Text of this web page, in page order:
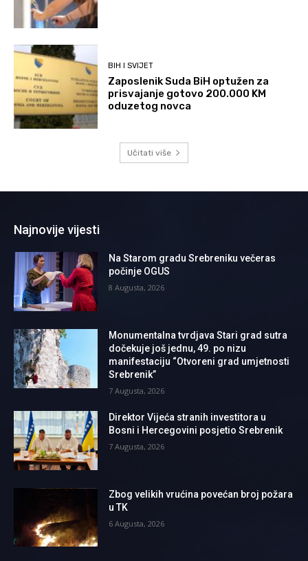
BIH I SVIJET
Zaposlenik Suda BiH optužen za
prisvajanje gotovo 200.000 KM
oduzetog novca
Učitati više
Najnovije vijesti
Na Starom gradu Srebreniku večeras
počinje OGUS
8 Augusta, 2026
Monumentalna tvrdjava Stari grad sutra
dočekuje još jednu, 49. po nizu
manifestaciju “Otvoreni grad umjetnosti
Srebrenik”
7 Augusta, 2026
Direktor Vijeća stranih investitora u
Bosni i Hercegovini posjetio Srebrenik
7 Augusta, 2026
Zbog velikih vrućina povećan broj požara
u TK
6 Augusta, 2026